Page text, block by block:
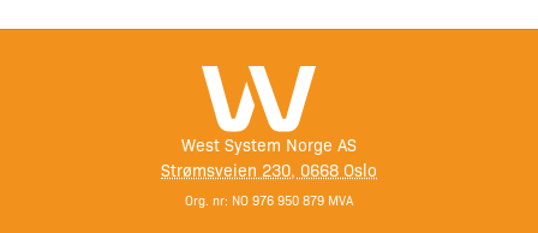
West System Norge AS
Strømsveien 230, 0668 Oslo
Org. nr: NO 976 950 879 MVA